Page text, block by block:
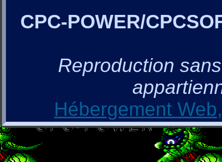
CPC-POWER/
Reproduction
Hébergement